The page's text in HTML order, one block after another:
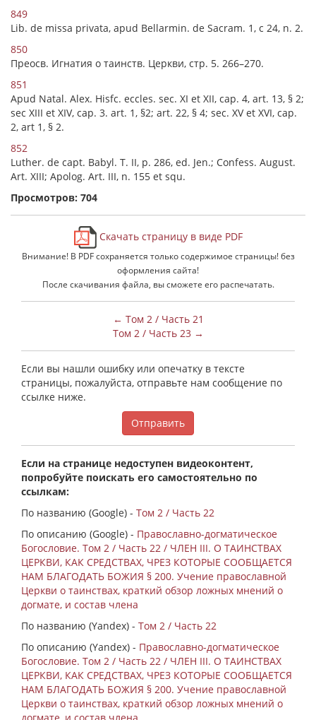
849
Lib. de missa privata, apud Bellarmin. de Sacram. 1, c 24, n. 2.
850
Преосв. Игнатия o таинств. Церкви, стр. 5. 266–270.
851
Apud Natal. Alex. Hisfc. eccles. sec. XI et XII, cap. 4, art. 13, § 2;
sec XIII et XIV, cap. 3. art. 1, §2; art. 22, § 4; sec. XV et XVI, cap.
2, art 1, § 2.
852
Luther. de capt. Babyl. T. II, p. 286, ed. Jen.; Confess. August.
Art. XIII; Apolog. Art. III, n. 155 et squ.
Просмотров: 704
Скачать страницу в виде PDF
Внимание! В PDF сохраняется только содержимое страницы! без
оформления сайта!
После скачивания файла, вы сможете его распечатать.
← Том 2 / Часть 21
Том 2 / Часть 23 →
Если вы нашли ошибку или опечатку в тексте
страницы, пожалуйста, отправьте нам сообщение по
ссылке ниже.
Отправить
Если на странице недоступен видеоконтент,
попробуйте поискать его самостоятельно по
ссылкам:
По названию (Google) - Том 2 / Часть 22
По описанию (Google) - Православно-догматическое
Богословие. Том 2 / Часть 22 / ЧЛЕН III. О ТАИНСТВАХ
ЦЕРКВИ, КАК СРЕДСТВАХ, ЧРЕЗ КОТОРЫЕ СООБЩАЕТСЯ
НАМ БЛАГОДАТЬ БОЖИЯ § 200. Учение православной
Церкви о таинствах, краткий обзор ложных мнений о
догмате, и состав члена
По названию (Yandex) - Том 2 / Часть 22
По описанию (Yandex) - Православно-догматическое
Богословие. Том 2 / Часть 22 / ЧЛЕН III. О ТАИНСТВАХ
ЦЕРКВИ, КАК СРЕДСТВАХ, ЧРЕЗ КОТОРЫЕ СООБЩАЕТСЯ
НАМ БЛАГОДАТЬ БОЖИЯ § 200. Учение православной
Церкви о таинствах, краткий обзор ложных мнений о